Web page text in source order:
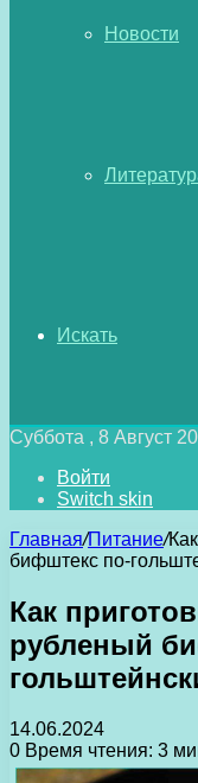
Новости
Искать
Суббота , 8 Август
Войти
Switch skin
Главная/Питание/
бифштекс по-
Как
рубленый
14.06.2024
0 Время чтения: 3